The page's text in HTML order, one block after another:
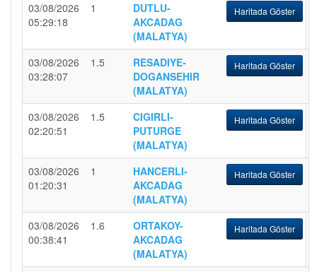
03/08/2026
05:29:18
1
DUTLU-
AKCADAG
(MALATYA)
Haritada Göster
03/08/2026
03:28:07
1.5
RESADIYE-
DOGANSEHIR
(MALATYA)
Haritada Göster
03/08/2026
02:20:51
1.5
CIGIRLI-
PUTURGE
(MALATYA)
Haritada Göster
03/08/2026
01:20:31
1
HANCERLI-
AKCADAG
(MALATYA)
Haritada Göster
03/08/2026
00:38:41
1.6
ORTAKOY-
AKCADAG
(MALATYA)
Haritada Göster